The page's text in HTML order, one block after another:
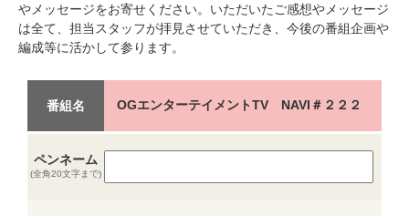
やメッセージをお寄せください。いただいたご感想やメッセージ
は全て、担当スタッフが拝見させていただき、今後の番組企画や
編成等に活かして参ります。
番組名 OGエンターテイメントTV NAVI＃２２２
ペンネーム
(全角20文字まで)